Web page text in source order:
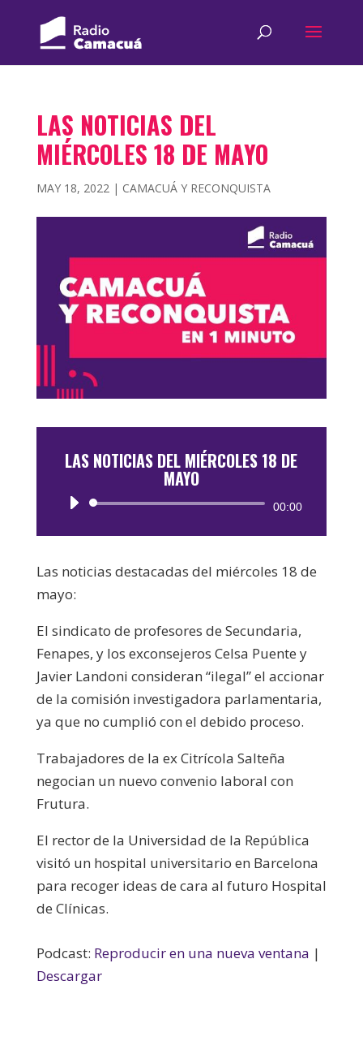
LAS NOTICIAS DEL
MIÉRCOLES 18 DE MAYO
MAY 18, 2022| CAMACUÁ Y RECONQUISTA
LAS NOTICIAS DEL MIÉRCOLES 18 DE
MAYO
Reproductor
00:00
Las noticias destacadas del miércoles 18 de
mayo:
El sindicato de profesores de Secundaria,
Fenapes, y los exconsejeros Celsa Puente y
Javier Landoni consideran “ilegal” el accionar
de la comisión investigadora parlamentaria,
ya que no cumplió con el debido proceso.
Trabajadores de la ex Citrícola Salteña
negocian un nuevo convenio laboral con
Frutura.
El rector de la Universidad de la República
visitó un hospital universitario en Barcelona
para recoger ideas de cara al futuro Hospital
de Clínicas.
Podcast: Reproducir en una nueva ventana |
Descargar